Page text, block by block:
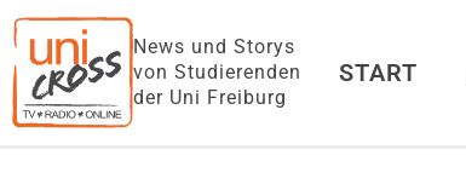
News und Storys
von Studierenden
der Uni Freiburg
START